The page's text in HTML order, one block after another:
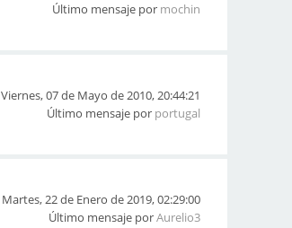
Último mensaje por mochin
Viernes, 07 de Mayo de 2010, 20:44:21
Último mensaje por portugal
Martes, 22 de Enero de 2019, 02:29:00
Último mensaje porAurelio3